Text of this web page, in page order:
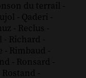
du terrail -
- Qaderi -
- Reclus -
- Richard -
- Rimbaud -
- Ronsard -
Rostand -